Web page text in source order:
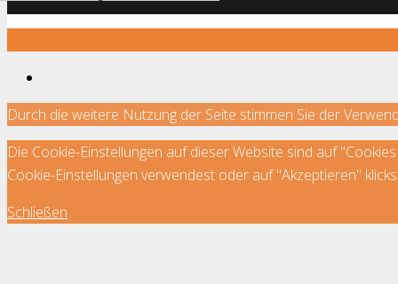
Durch die weitere Nutzung der Seite stimmen Sie der
Die Cookie-Einstellungen auf dieser Website sind auf
Cookie-Einstellungen verwendest oder auf "Akzeptieren"
Schließen